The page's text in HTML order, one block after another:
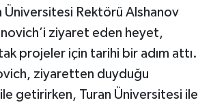
Üniversitesi Rektörü Alshanov
ziyaret eden heyet,
projeler için tarihi bir adım attı.
ziyaretten duyduğu
getirirken, Turan Üniversitesi ile